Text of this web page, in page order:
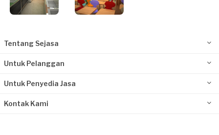
Tentang Sejasa
Untuk Pelanggan
Untuk Penyedia Jasa
Kontak Kami